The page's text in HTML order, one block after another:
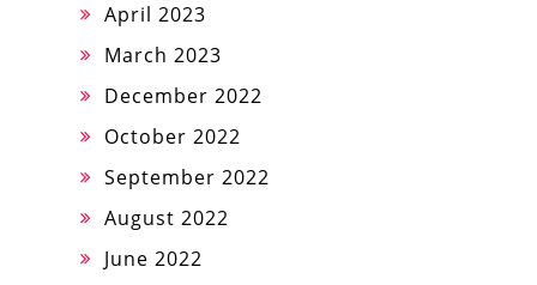
April 2023
March 2023
December 2022
October 2022
September 2022
August 2022
June 2022